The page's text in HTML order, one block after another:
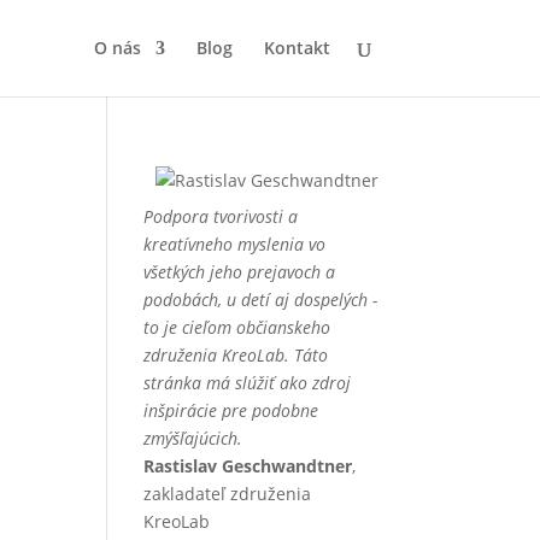
O nás Blog Kontakt
Podpora tvorivosti a
kreatívneho myslenia vo
všetkých jeho prejavoch a
podobách, u detí aj dospelých -
to je cieľom občianskeho
združenia KreoLab. Táto
stránka má slúžiť ako zdroj
inšpirácie pre podobne
zmýšľajúcich.
Rastislav Geschwandtner,
zakladateľ združenia
KreoLab